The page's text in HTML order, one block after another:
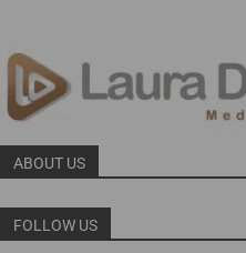
ABOUT US
FOLLOW US